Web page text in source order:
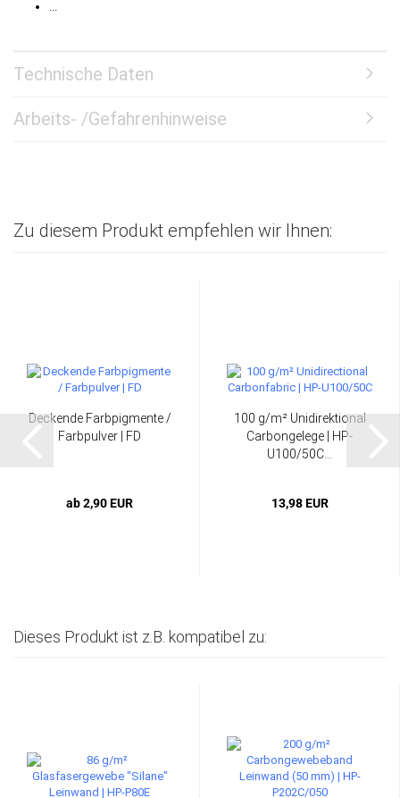
Technische Daten
Arbeits- /Gefahrenhinweise
Zu diesem Produkt empfehlen wir Ihnen:
Deckende Farbpigmente /
Farbpulver | FD
ab 2,90 EUR
100 g/m² Unidirektional
Carbongelege | HP-
U100/50C...
13,98 EUR
Dieses Produkt ist z.B. kompatibel zu: